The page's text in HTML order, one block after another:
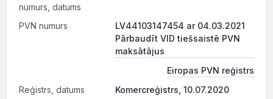
numurs, datums
PVN numurs
LV44103147454 ar 04.03.2021
Pārbaudīt VID tiešsaistē PVN
maksātājus
Eiropas PVN reģistrs
Reģistrs, datums
Komercreģistrs, 10.07.2020